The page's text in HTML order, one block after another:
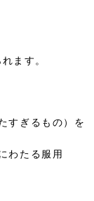
ます。
すぎるもの）を
わたる服用